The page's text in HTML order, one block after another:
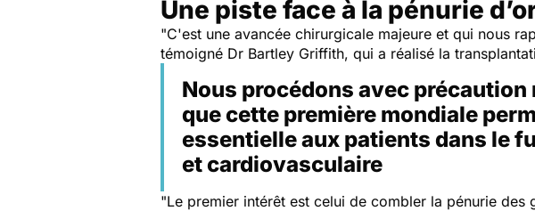
Une piste face à la pénurie
"C'est une avancée chirurgicale majeure et qui nous
témoigné Dr Bartley Griffith, qui a réalisé la
Nous procédons avec
que cette première mondiale
essentielle aux patients dans le
et cardiovasculaire
"Le premier intérêt est celui de combler la pénurie